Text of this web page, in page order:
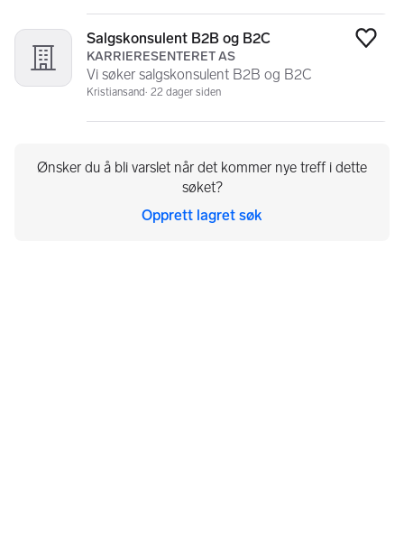
Salgskonsulent B2B og B2C
KARRIERESENTERET AS
Vi søker salgskonsulent B2B og B2C
Kristiansand 22 dager siden
Ønsker du å bli varslet når det kommer nye treff i dette
søket?
Opprett lagret søk